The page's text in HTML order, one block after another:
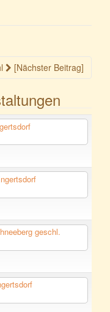
[Nächster Beitrag]
geschl.